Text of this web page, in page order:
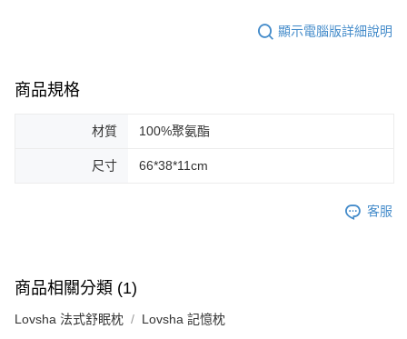
顯示電腦版詳細說明
商品規格
材質 100%聚氨酯
尺寸 66*38*11cm
客服
商品相關分類 (1)
Lovsha 法式舒眠枕 Lovsha 記憶枕